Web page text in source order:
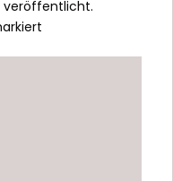
veröffentlicht.